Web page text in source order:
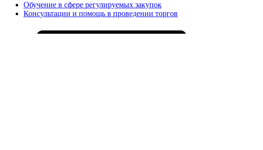
Обучение в сфере регулируемых закупок
Консультации и помощь в проведении торгов